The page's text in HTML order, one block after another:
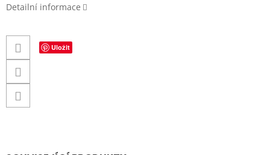
Detailní informace
Uložit